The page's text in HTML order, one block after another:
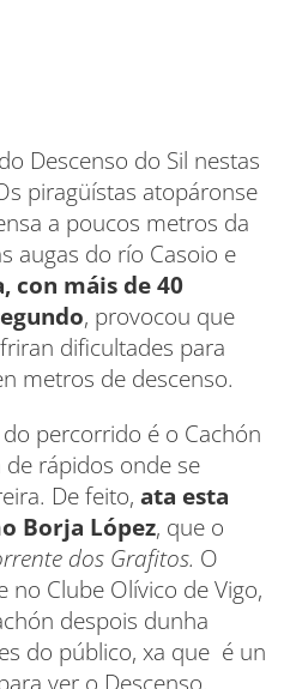
Descenso do Sil nestas
piragüístas atopáronse
a poucos metros da
augas do río Casoio e
con máis de 40
, provocou que
dificultades para
metros de descenso.
percorrido é o Cachón
rápidos onde se
De feito, ata esta
Borja López, que o
dos Grafitos. O
no Clube Olívico de Vigo,
despois dunha
do público, xa que é un
ver o Descenso.